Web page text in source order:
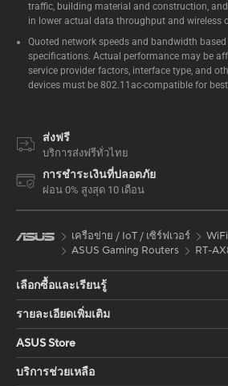
traffic, building material and construction,
in lower actual data throughput and wireless
Quoted network speeds and bandwidth
specifications. Actual performance may be
service provider factors, interface type, and
devices must be 802.11ac-compatible for
ส่งฟรี
บริการส่งฟรีทั่วไทย
การชำระเงินที่ปลอดภัย
ผ่อน 0% สูงสุด 10 เดือน
เครือข่าย / IoT / เซิร์ฟเวอร์
ASUS Gaming Routers
RT-
เลือกซื้อและเรียนรู้
รายละเอียดเพิ่มเติม
ASUS Store
บริการช่วยเหลือ